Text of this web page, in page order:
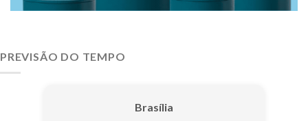
PREVISÃO DO TEMPO
Brasília